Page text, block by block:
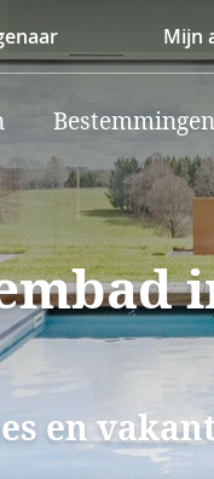
Mijn
Bestemmingen
en